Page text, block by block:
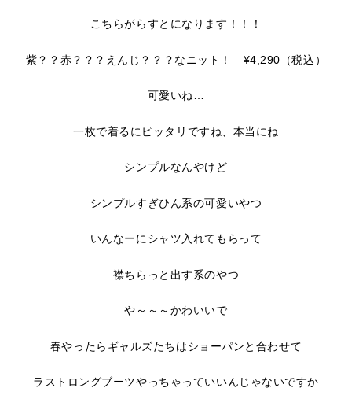
こちらがらすとになります！！！
紫？？赤？？？えんじ？？？なニット！ ¥4,290（税込）
可愛いね…
一枚で着るにピッタリですね、本当にね
シンプルなんやけど
シンプルすぎひん系の可愛いやつ
いんなーにシャツ入れてもらって
襟ちらっと出す系のやつ
や～～～かわいいで
春やったらギャルズたちはショーパンと合わせて
ラストロングブーツやっちゃっていいんじゃないですか